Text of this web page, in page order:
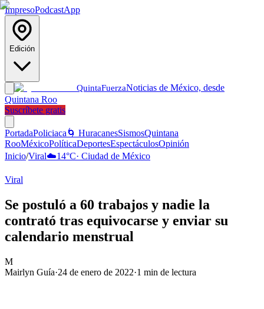
ImpresoPodcastApp
Edición
QuintaFuerzaNoticias de México, desde
Quintana Roo
Suscríbete gratis
PortadaPoliciaca 🌀 HuracanesSismosQuintana
RooMéxicoPolíticaDeportesEspectáculosOpinión
Inicio/Viral☁️14°C· Ciudad de México
Viral
Se postuló a 60 trabajos y nadie la
contrató tras equivocarse y enviar su
calendario menstrual
M
Mairlyn Guía·24 de enero de 2022·1 min de lectura